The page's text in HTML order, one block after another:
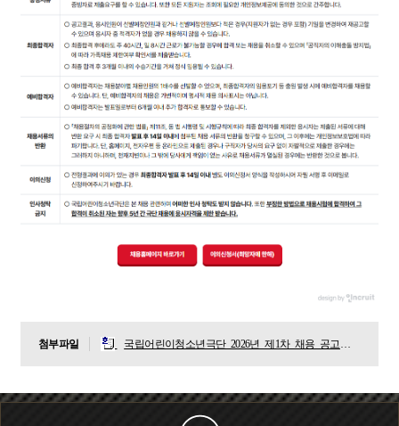
첨부파일 국립어린이청소년극단_2026년_제1차_채용_공고문.hwp